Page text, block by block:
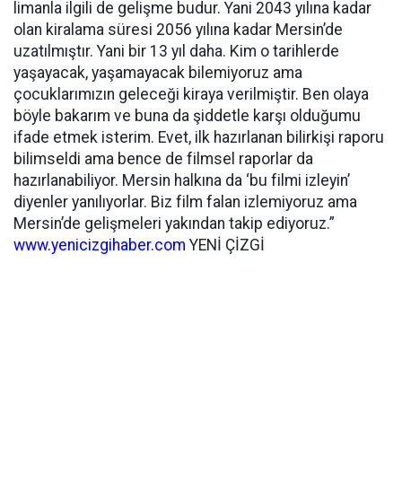
limanla ilgili de gelişme budur. Yani 2043 yılına kadar
olan kiralama süresi 2056 yılına kadar Mersin’de
uzatılmıştır. Yani bir 13 yıl daha. Kim o tarihlerde
yaşayacak, yaşamayacak bilemiyoruz ama
çocuklarımızın geleceği kiraya verilmiştir. Ben olaya
böyle bakarım ve buna da şiddetle karşı olduğumu
ifade etmek isterim. Evet, ilk hazırlanan bilirkişi raporu
bilimseldi ama bence de filmsel raporlar da
hazırlanabiliyor. Mersin halkına da ‘bu filmi izleyin’
diyenler yanılıyorlar. Biz film falan izlemiyoruz ama
Mersin’de gelişmeleri yakından takip ediyoruz.”
www.yenicizgihaber.com YENİ ÇİZGİ